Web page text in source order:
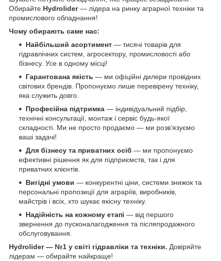
Обирайте Hydrolider— лідера на ринку аграрної техніки та
промислового обладнання!
Чому обирають саме нас:
Найбільший асортимент — тисячі товарів для
гідравлічних систем, агросектору, промисловості або
бізнесу. Усе в одному місці!
Гарантована якість — ми офіційні дилери провідних
світових брендів. Пропонуємо лише перевірену техніку,
яка служить довго.
Професійна підтримка — індивідуальний підбір,
технічні консультації, монтаж і сервіс будь-якої
складності. Ми не просто продаємо — ми розв’язуємо
ваші задачі!
Для бізнесу та приватних осіб — ми пропонуємо
ефективні рішення як для підприємств, так і для
приватних клієнтів.
Вигідні умови — конкурентні ціни, системи знижок та
персональні пропозиції для аграріїв, виробників,
майстрів і всіх, хто шукає якісну техніку.
Надійність на кожному етапі — від першого
звернення до пусконалагодження та післяпродажного
обслуговування.
Hydrolider — №1 у світі гідравліки та техніки. Довіряйте
лідерам — обирайте найкраще!